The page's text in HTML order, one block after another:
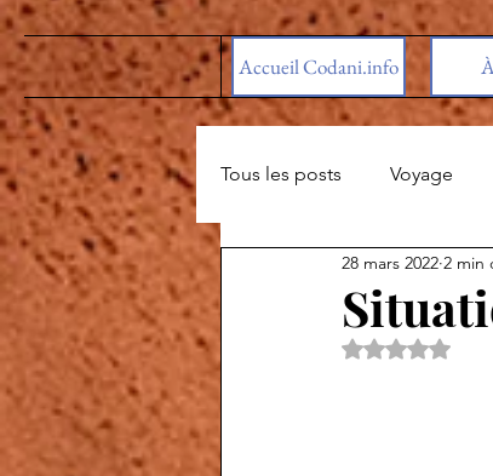
Accueil Codani.info
Tous les posts Voyage
28 mars 2022 2 min
Noté NaN